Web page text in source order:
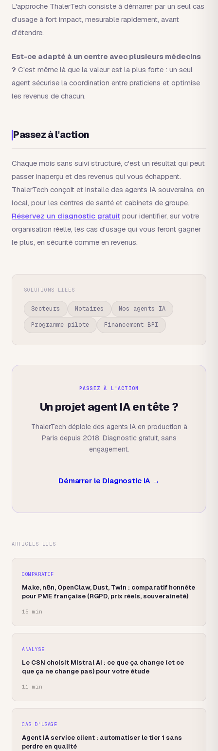
L'approche ThalerTech consiste à démarrer par un seul cas
d'usage à fort impact, mesurable rapidement, avant
d'étendre.
Est-ce adapté à un centre avec plusieurs médecins
? C'est même là que la valeur est la plus forte : un seul
agent sécurise la coordination entre praticiens et optimise
les revenus de chacun.
Passez à l'action
Chaque mois sans suivi structuré, c'est un résultat qui peut
passer inaperçu et des revenus qui vous échappent.
ThalerTech conçoit et installe des agents IA souverains, en
local, pour les centres de santé et cabinets de groupe.
Réservez un diagnostic gratuit pour identifier, sur votre
organisation réelle, les cas d'usage qui vous feront gagner
le plus, en sécurité comme en revenus.
SOLUTIONS LIÉES
Secteurs Notaires Nos agents IA
Programme pilote Financement BPI
PASSEZ À L'ACTION
Un projet agent IA en tête ?
ThalerTech déploie des agents IA en production à
Paris depuis 2018. Diagnostic gratuit, sans
engagement.
Démarrer le Diagnostic IA →
ARTICLES LIÉS
COMPARATIF
Make, n8n, OpenClaw, Dust, Twin : comparatif honnête
pour PME française (RGPD, prix réels, souveraineté)
15 min
ANALYSE
Le CSN choisit Mistral AI : ce que ça change (et ce
que ça ne change pas) pour votre étude
11 min
CAS D'USAGE
Agent IA service client : automatiser le tier 1 sans
perdre en qualité